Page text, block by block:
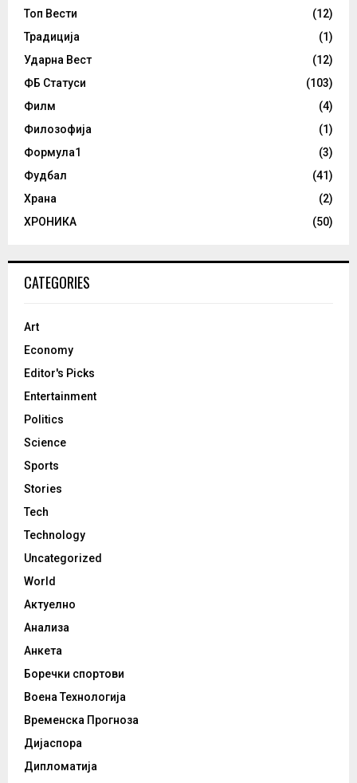
Топ Вести
(12)
Традиција
(1)
Ударна Вест
(12)
ФБ Статуси
(103)
Филм
(4)
Филозофија
(1)
Формула1
(3)
Фудбал
(41)
Храна
(2)
ХРОНИКА
(50)
CATEGORIES
Art
Economy
Editor's Picks
Entertainment
Politics
Science
Sports
Stories
Tech
Technology
Uncategorized
World
Актуелно
Анализа
Анкета
Боречки спортови
Воена Технологија
Временска Прогноза
Дијаспора
Дипломатија